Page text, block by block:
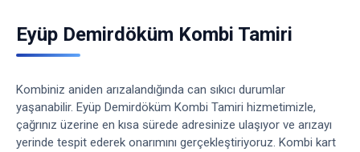
Eyüp Demirdöküm Kombi Tamiri
Kombiniz aniden arızalandığında can sıkıcı durumlar
yaşanabilir. Eyüp Demirdöküm Kombi Tamiri hizmetimizle,
çağrınız üzerine en kısa sürede adresinize ulaşıyor ve arızayı
yerinde tespit ederek onarımını gerçekleştiriyoruz. Kombi kart